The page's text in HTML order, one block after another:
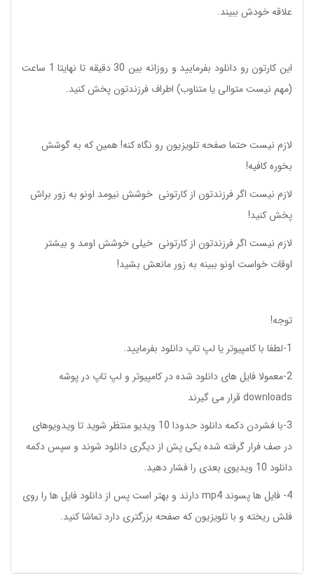
علاقه خودش ببیند.
این کارتون رو دانلود بفرمایید و روزانه بین 30 دقیقه تا نهایتا 1 ساعت
(مهم نیست متوالی یا متناوب) اطراف فرزندتون پخش کنید.
لازم نیست حتما صفحه تلویزیون رو نگاه کنه! همین که به گوشش
بخوره کافیه!
لازم نیست اگر فرزندتون از کارتونی خوشش نیومد اونو به زور براش
پخش کنید!
لازم نیست اگر فرزندتون از کارتونی خیلی خوشش اومد و بیشتر
اوقات خواست اونو ببینه به زور مانعش بشید!
توجه!
2-معمولا فایل های دانلود شده در کامپیوتر و لپ تاپ در پوشه
downloads قرار می گیرند
3-با فشردن دکمه دانلود حدودا 10 ویدیو منتظر شوید تا ویدویوهای
در صف فرار گرفته شده یکی پش از دیگری دانلود شوند و سپس دکمه
دانلود 10 ویدیوی بعدی را فشار دهید.
4- فایل ها پسوند mp4 دارند و بهتر است پس از دانلود فایل ها را روی
فلش ریخته و با تلویزیون که صفحه بزرگتری دارد تماشا کنید.